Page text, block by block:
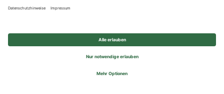
© 2026 REWE Group - All rights reserved